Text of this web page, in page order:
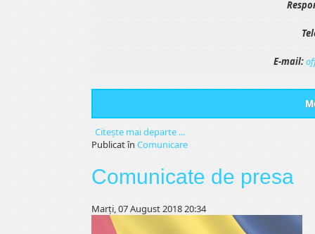
E-mail:
Citeşte mai departe ...
Publicat în Comunicare
Comunicate de presa
Marți, 07 August 2018 20:34